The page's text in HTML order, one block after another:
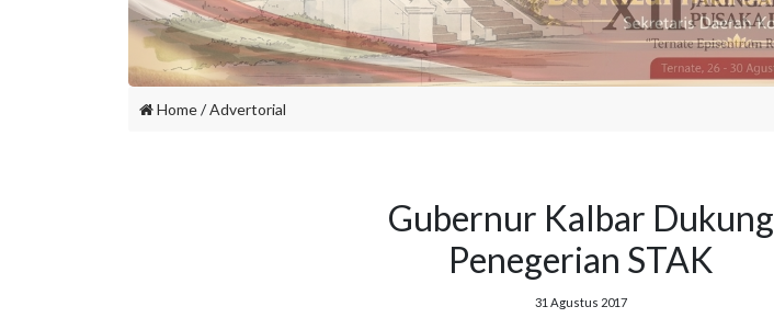
Home/Advertorial
Gubernur Kalbar Dukung
Penegerian STAK
31 Agustus 2017